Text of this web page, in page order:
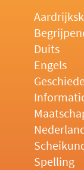
Duits
Engels
Spelling